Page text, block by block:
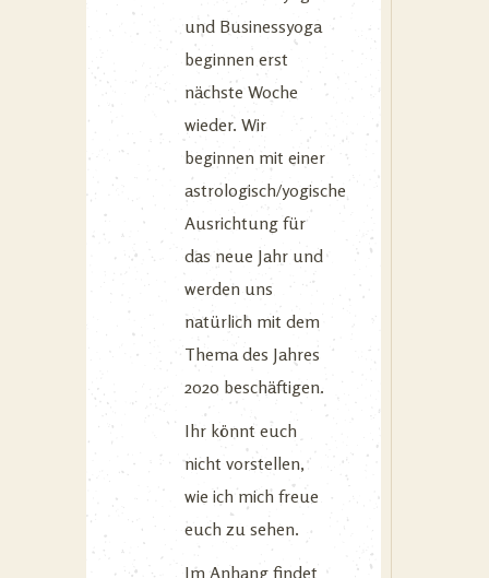
und Businessyoga
beginnen erst
nächste Woche
wieder. Wir
beginnen mit einer
astrologisch/yogische
Ausrichtung für
das neue Jahr und
werden uns
natürlich mit dem
Thema des Jahres
2020 beschäftigen.
Ihr könnt euch
nicht vorstellen,
wie ich mich freue
euch zu sehen.
Im Anhang findet